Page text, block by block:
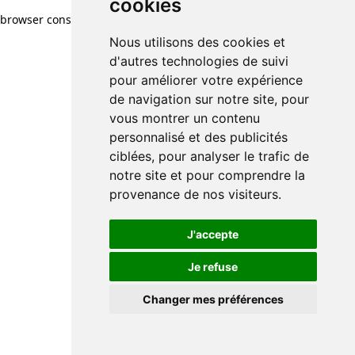
cookies
Nous utilisons des cookies et
d'autres technologies de suivi
pour améliorer votre expérience
de navigation sur notre site, pour
vous montrer un contenu
personnalisé et des publicités
ciblées, pour analyser le trafic de
notre site et pour comprendre la
provenance de nos visiteurs.
J'accepte
Je refuse
Changer mes préférences
browser console for more information)